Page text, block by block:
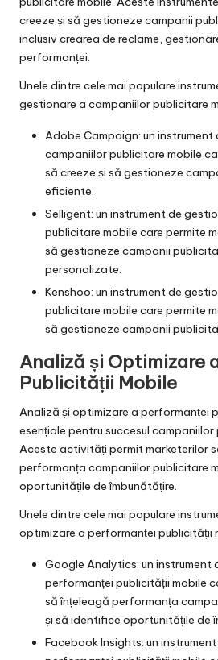
creeze și să gestioneze campanii
inclusiv crearea de reclame,
performanței.
Unele dintre cele mai populare
gestionare a campaniilor publicitare
Adobe Campaign: un instrument
campaniilor publicitare mobile
să creeze și să gestioneze
eficiente.
Selligent: un instrument de
publicitare mobile care permite
să gestioneze campanii
personalizate.
Kenshoo: un instrument de
publicitare mobile care permite
să gestioneze campanii
Analiză și Optimizare
Publicității Mobile
Analiză și optimizare a performanței
esențiale pentru succesul campaniilor
Aceste activități permit marketerilor
performanța campaniilor publicitare
oportunitățile de îmbunătățire.
Unele dintre cele mai populare
optimizare a performanței publicității
Google Analytics: un instrument
performanței publicității mobile
să înțeleagă performanța
și să identifice oportunitățile de
Facebook Insights: un